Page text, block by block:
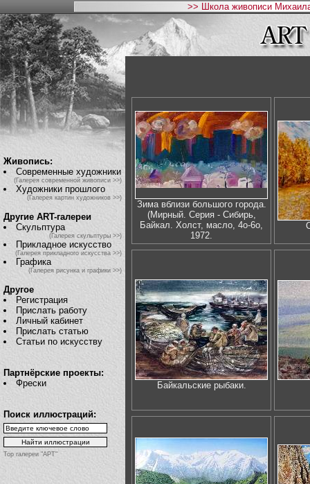
>> Школа живописи
Живопись:
Современные художники
(Галерея современной живописи >>)
Художники прошлого
(Галерея картин художников >>)
Другие ART-галереи
Скульптура
(Галерея скульптуры >>)
Прикладное искусство
(Галерея прикладного искусства >>)
Графика
(Галерея рисунка и графики >>)
Другое
Регистрация
Прислать работу
Личный кабинет
Прислать статью
Статьи по искусству
Партнёрские проекты:
Фрески
Поиск иллюстраций:
Top галереи "АРТ"
Зима вблизи большого города.
(Мирный. Серия - Сибирь,
Байкал. Холст, масло, 4о-6о,
1972.
Байкальские рыбаки.